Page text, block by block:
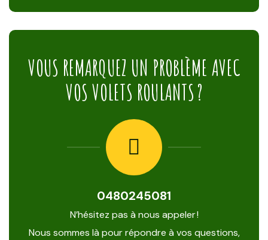
VOUS REMARQUEZ UN PROBLÈME AVEC
VOS VOLETS ROULANTS ?
0480245081
N’hésitez pas à nous appeler !
Nous sommes là pour répondre à vos questions,